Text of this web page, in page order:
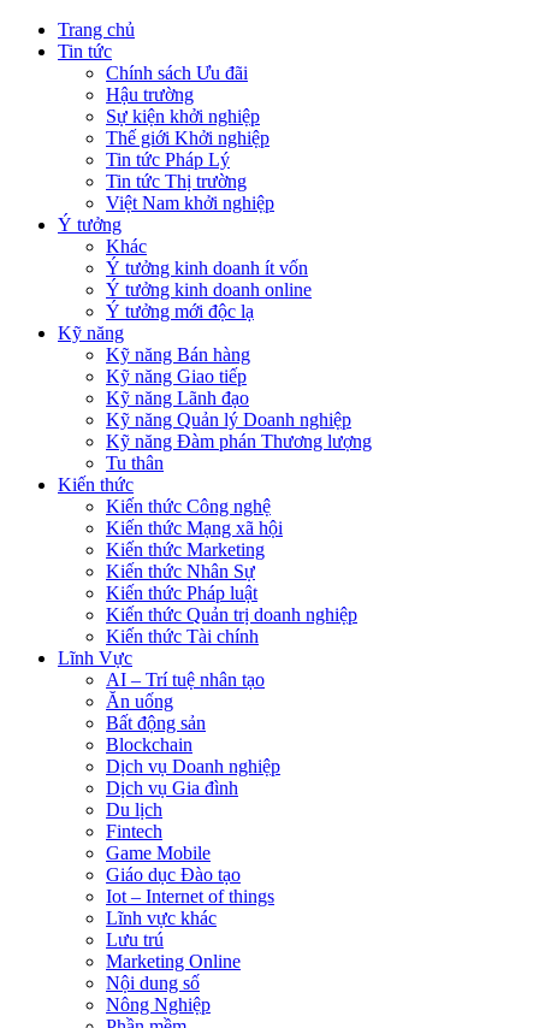
Trang chủ
Tin tức
Chính sách Ưu đãi
Hậu trường
Sự kiện khởi nghiệp
Thế giới Khởi nghiệp
Tin tức Pháp Lý
Tin tức Thị trường
Việt Nam khởi nghiệp
Ý tưởng
Khác
Ý tưởng kinh doanh ít vốn
Ý tưởng kinh doanh online
Ý tưởng mới độc lạ
Kỹ năng
Kỹ năng Bán hàng
Kỹ năng Giao tiếp
Kỹ năng Lãnh đạo
Kỹ năng Quản lý Doanh nghiệp
Kỹ năng Đàm phán Thương lượng
Tu thân
Kiến thức
Kiến thức Công nghệ
Kiến thức Mạng xã hội
Kiến thức Marketing
Kiến thức Nhân Sự
Kiến thức Pháp luật
Kiến thức Quản trị doanh nghiệp
Kiến thức Tài chính
Lĩnh Vực
AI – Trí tuệ nhân tạo
Ăn uống
Bất động sản
Blockchain
Dịch vụ Doanh nghiệp
Dịch vụ Gia đình
Du lịch
Fintech
Game Mobile
Giáo dục Đào tạo
Iot – Internet of things
Lĩnh vực khác
Lưu trú
Marketing Online
Nội dung số
Nông Nghiệp